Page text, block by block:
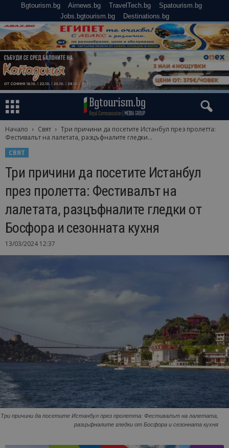
Bgtourism.bg Airnews.bg TravelTech.bg
Spatourism.bg
Jobs.bgtourism.bg
Destinations.bg
Начало Свят
Три причини да посетите Истанбул през пролетта:
Фестивалът на лалетата, разцъфналите гледки...
СВЯТ
Три причини да посетите Истанбул
през пролетта: Фестивалът на
лалетата, разцъфналите гледки от
Босфора и сезонната кухня
13/03/2024 12:37
Три причини да посетите Истанбул през пролетта: Фестивалът на лалетата,
разцъфналите гледки от Босфора и сезонната кухня